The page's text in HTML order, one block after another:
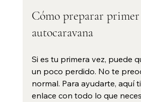
Cómo preparar
autocaravana
Si es tu primera vez, puede
un poco perdido. No te
normal. Para ayudarte, aquí
enlace con todo lo que